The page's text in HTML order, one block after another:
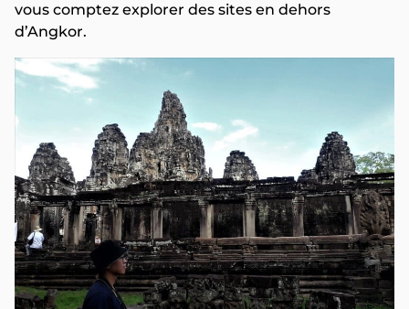
vous comptez explorer des sites en dehors
d’Angkor.